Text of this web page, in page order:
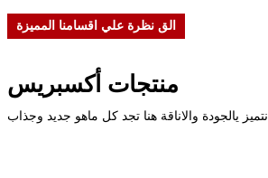
الق نظرة علي اقسامنا المميزة
منتجات أكسبريس
نتميز يالجودة والاناقة هنا تجد كل ماهو جديد وجذاب